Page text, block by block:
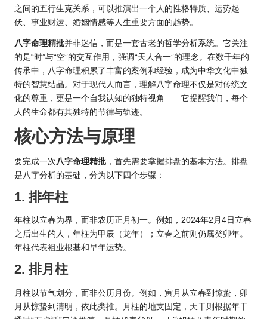
之间的五行生克关系，可以推演出一个人的性格特质、 运势起
伏、事业财运、婚姻情感等人生重要方面的趋势。
八字命理精批并非迷信，而是一套古老的哲学分析系统。它关注
的是“时”与“空”的交互作用，强调“天人合一”的理念。在数千年的
传承中，八字命理积累了丰富的案例和经验，成为中华文化中独
特的智慧结晶。对于现代人而言，理解八字命理不仅是对传统文
化的尊重，更是一个自我认知的独特视角——它提醒我们，每个
人的生命都有其独特的节律与轨迹。
核心方法与原理
要完成一次 八字命理精批 ，首先需要掌握排盘的基本方法。排盘
是八字分析的基础，分为以下四个步骤：
1. 排年柱
年柱以立春为界，而非农历正 月初一。例如，2024年2月4日立春
之后出生的人，年柱为甲辰（龙年）；立春之前则仍属癸卯年。
年柱代表祖业根基和早年运势。
2. 排月柱
月柱以节气划分，而非公历月份。例如，寅月从立春到惊蛰，卯
月从惊蛰到清明，依此类推。月柱的地支固定，天干则根据年干